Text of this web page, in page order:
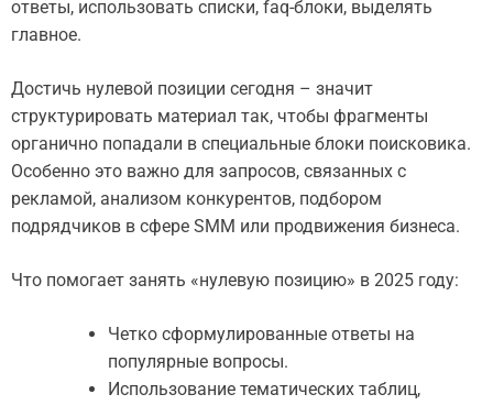
ответы, использовать списки, faq-блоки, выделять
главное.
Достичь нулевой позиции сегодня – значит
структурировать материал так, чтобы фрагменты
органично попадали в специальные блоки поисковика.
Особенно это важно для запросов, связанных с
рекламой, анализом конкурентов, подбором
подрядчиков в сфере SMM или продвижения бизнеса.
Что помогает занять «нулевую позицию» в 2025 году:
Четко сформулированные ответы на
популярные вопросы.
Использование тематических таблиц,